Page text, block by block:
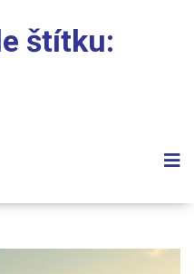
štítku: